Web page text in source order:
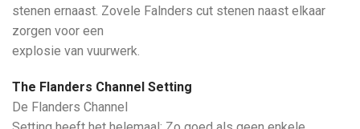
stenen ernaast. Zovele Falnders cut stenen naast elkaar
zorgen voor een
explosie van vuurwerk.
The Flanders Channel Setting
De Flanders Channel